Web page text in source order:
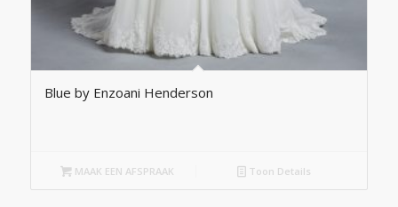
Blue by Enzoani Henderson
MAAK EEN AFSPRAAK Toon Details